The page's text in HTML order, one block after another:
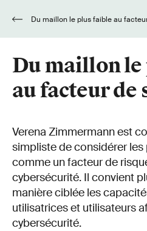
Du maillon
au facteur de
Verena Zimmermann est
simpliste de considérer
comme un facteur de
cybersécurité. Il convient
manière ciblée les
utilisatrices et utilisateurs
cybersécurité.